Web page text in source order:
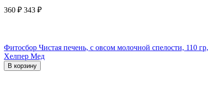
360 ₽ 343 ₽
Фитосбор Чистая печень, с овсом молочной спелости, 110 гр,
Хелпер Мед
В корзину